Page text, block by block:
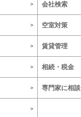
会社検索
空室対策
賃貸管理
相続・税金
専門家に相談